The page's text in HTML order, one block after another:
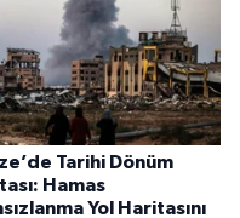
Tarihi Dönüm
Hamas
Yol Haritasını